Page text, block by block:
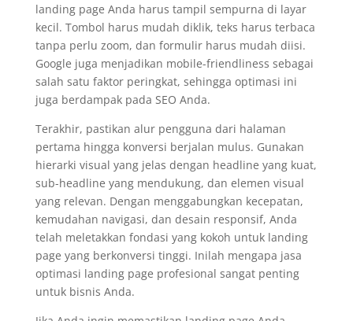
landing page Anda harus tampil sempurna di layar
kecil. Tombol harus mudah diklik, teks harus terbaca
tanpa perlu zoom, dan formulir harus mudah diisi.
Google juga menjadikan mobile-friendliness sebagai
salah satu faktor peringkat, sehingga optimasi ini
juga berdampak pada SEO Anda.
Terakhir, pastikan alur pengguna dari halaman
pertama hingga konversi berjalan mulus. Gunakan
hierarki visual yang jelas dengan headline yang kuat,
sub-headline yang mendukung, dan elemen visual
yang relevan. Dengan menggabungkan kecepatan,
kemudahan navigasi, dan desain responsif, Anda
telah meletakkan fondasi yang kokoh untuk landing
page yang berkonversi tinggi. Inilah mengapa jasa
optimasi landing page profesional sangat penting
untuk bisnis Anda.